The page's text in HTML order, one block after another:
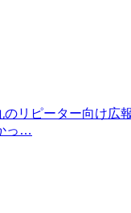
リピーター向け広
っ…